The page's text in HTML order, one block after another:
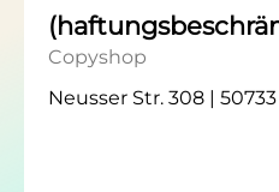
Copyshop
Neusser Str. 308 |